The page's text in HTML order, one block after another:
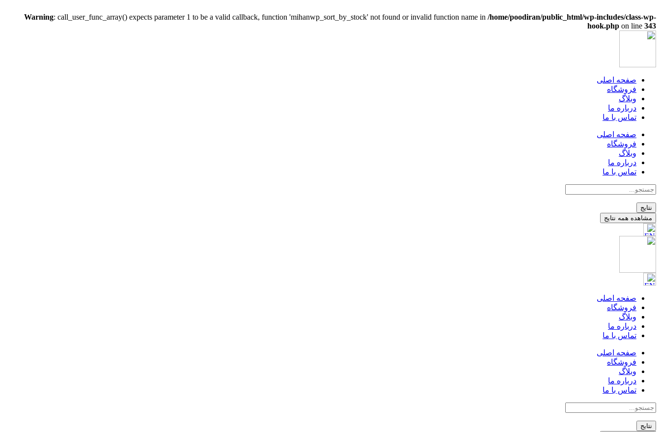
Warning: call_user_func_array() expects parameter 1 to be a valid callback, function 'mihanwp_sort_by_stock' not found or invalid function name in /home/poodiran/public_html/wp-includes/class-wp-
hook.php on line 343
صفحه اصلی
فروشگاه
وبلاگ
درباره ما
تماس با ما
صفحه اصلی
فروشگاه
وبلاگ
درباره ما
تماس با ما
جستجو
...
نتایج
مشاهده همه نتایج
صفحه اصلی
فروشگاه
وبلاگ
درباره ما
تماس با ما
صفحه اصلی
فروشگاه
وبلاگ
درباره ما
تماس با ما
جستجو
...
نتایج